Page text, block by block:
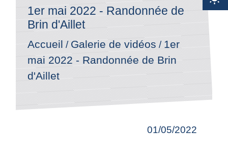
1er mai 2022 - Randonnée de
Brin d'Aillet
Accueil /Galerie de vidéos/1er
mai 2022 - Randonnée de Brin
d'Aillet
01/05/2022